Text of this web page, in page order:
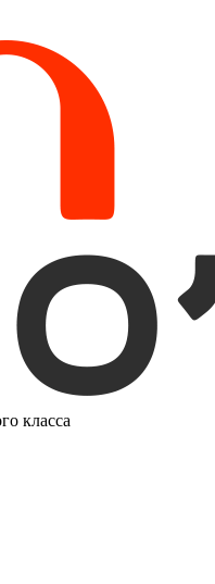
класса